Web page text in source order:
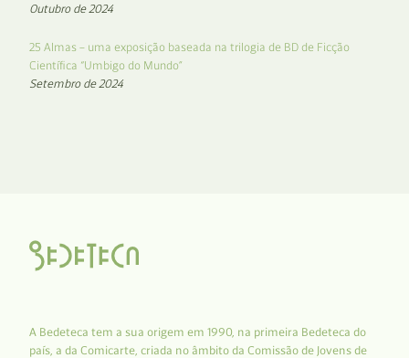
Outubro de 2024
25 Almas – uma exposição baseada na trilogia de BD de Ficção
Científica “Umbigo do Mundo”
Setembro de 2024
A Bedeteca tem a sua origem em 1990, na primeira Bedeteca do
país, a da Comicarte, criada no âmbito da Comissão de Jovens de